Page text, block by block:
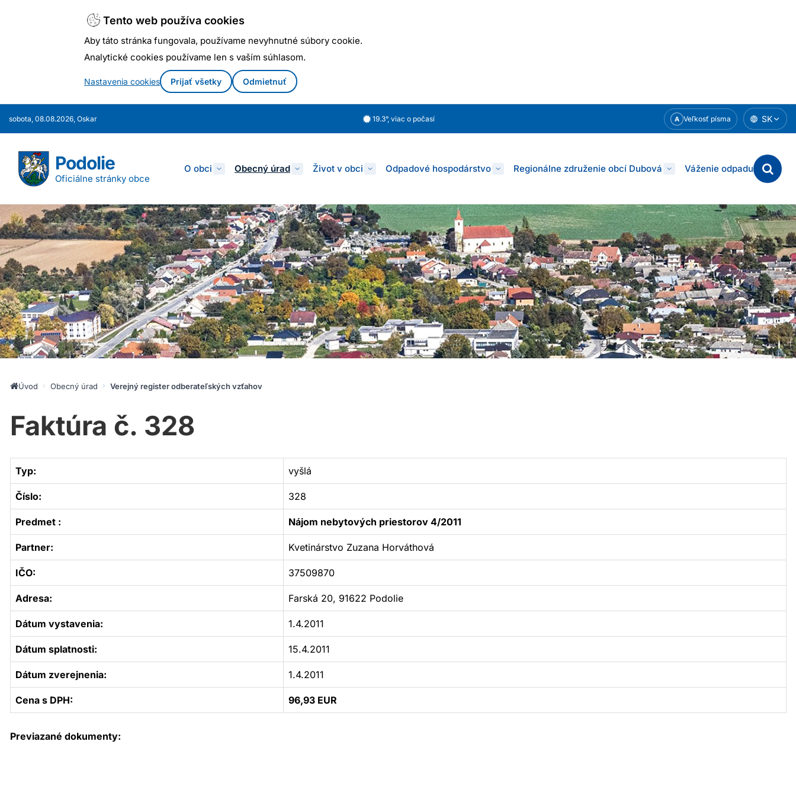
Tento web používa cookies
Aby táto stránka fungovala, používame nevyhnutné súbory cookie.
Analytické cookies používame len s vaším súhlasom.
Nastavenia cookies Prijať všetky Odmietnuť
sobota, 08.08.2026, Oskar 19.3°, viac o počasí A Veľkosť písma SK
Podolie
Oficiálne stránky obce
O obci Obecný úrad Život v obci Odpadové hospodárstvo Regionálne združenie obcí Dubová Váženie odpaduOtvorí
sa
v
Úvod Obecný úrad Verejný register odberateľských vzťahov
Faktúra č. 328
Typ: vyšlá
Číslo: 328
Predmet : Nájom nebytových priestorov 4/2011
Partner: Kvetinárstvo Zuzana Horváthová
IČO: 37509870
Adresa: Farská 20, 91622 Podolie
Dátum vystavenia: 1.4.2011
Dátum splatnosti: 15.4.2011
Dátum zverejnenia: 1.4.2011
Cena s DPH: 96,93 EUR
Previazané dokumenty: